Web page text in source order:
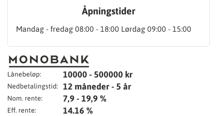
Åpningstider
Mandag - fredag 08:00 - 18:00 Lørdag 09:00 - 15:00
Lånebeløp: 10000 - 500000 kr
Nedbetalingstid: 12 måneder - 5 år
Nom. rente: 7,9 - 19,9 %
Eff. rente: 14.16 %